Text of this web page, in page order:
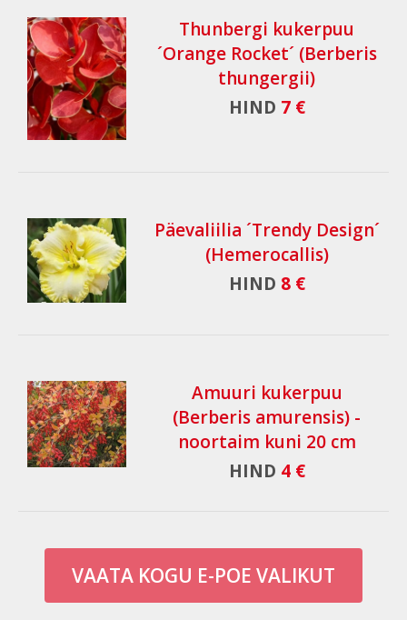
Thunbergi kukerpuu
´Orange Rocket´ (Berberis
thungergii)
HIND 7 €
Päevaliilia ´Trendy Design´
(Hemerocallis)
HIND 8 €
Amuuri kukerpuu
(Berberis amurensis) -
noortaim kuni 20 cm
HIND 4 €
VAATA KOGU E-POE VALIKUT